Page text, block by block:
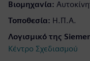
Βιομηχανία:
Τοποθεσία: Η.Π.Α.
Λογισμικό της
Κέντρο Σχεδιασμού